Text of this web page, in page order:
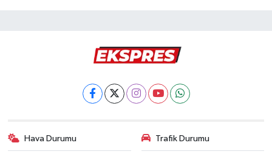
Hava Durumu Trafik Durumu